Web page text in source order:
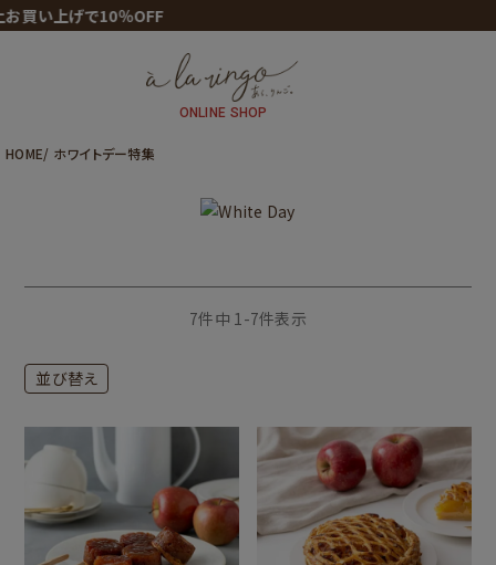
上げで10％OFF
ONLINE SHOP
HOME ホワイトデー特集
並び替え
7件中 1-7件表示